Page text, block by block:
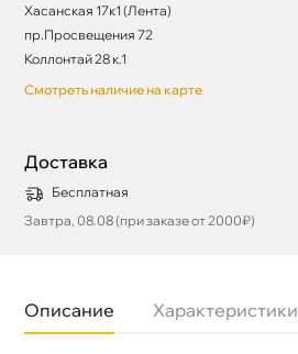
Хасанская 17к1 (Лента)
пр.Просвещения 72
Коллонтай 28 к.1
Смотреть наличие на карте
Доставка
Бесплатная
Завтра, 08.08 (при заказе от 2000₽)
Описание Характеристики